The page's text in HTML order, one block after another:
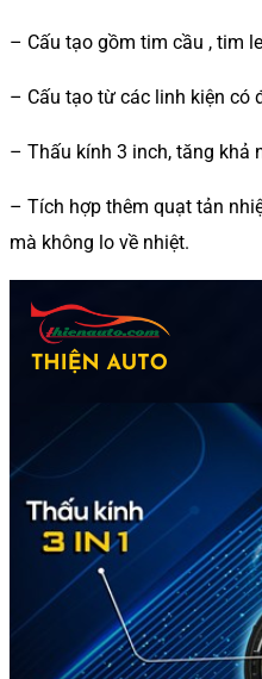
– Cấu tạo gồm tim cầu , tim
– Cấu tạo từ các linh kiện có
– Thấu kính 3 inch, tăng khả
– Tích hợp thêm quạt tản
mà không lo về nhiệt.